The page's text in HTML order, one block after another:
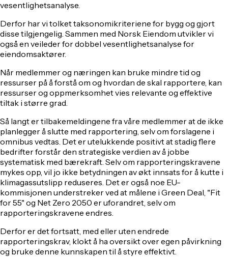
vesentlighetsanalyse.
Derfor har vi tolket taksonomikriteriene for bygg og gjort
disse tilgjengelig. Sammen med Norsk Eiendom utvikler vi
også en veileder for dobbel vesentlighetsanalyse for
eiendomsaktører.
Når medlemmer og næringen kan bruke mindre tid og
ressurser på å forstå om og hvordan de skal rapportere, kan
ressurser og oppmerksomhet vies relevante og effektive
tiltak i større grad.
Så langt er tilbakemeldingene fra våre medlemmer at de ikke
planlegger å slutte med rapportering, selv om forslagene i
omnibus vedtas. Det er utelukkende positivt at stadig flere
bedrifter forstår den strategiske verdien av å jobbe
systematisk med bærekraft. Selv om rapporteringskravene
mykes opp, vil jo ikke betydningen av økt innsats for å kutte i
klimagassutslipp reduseres. Det er også noe EU-
kommisjonen understreker ved at målene i Green Deal, "Fit
for 55" og Net Zero 2050 er uforandret, selv om
rapporteringskravene endres.
Derfor er det fortsatt, med eller uten endrede
rapporteringskrav, klokt å ha oversikt over egen påvirkning
og bruke denne kunnskapen til å styre effektivt.